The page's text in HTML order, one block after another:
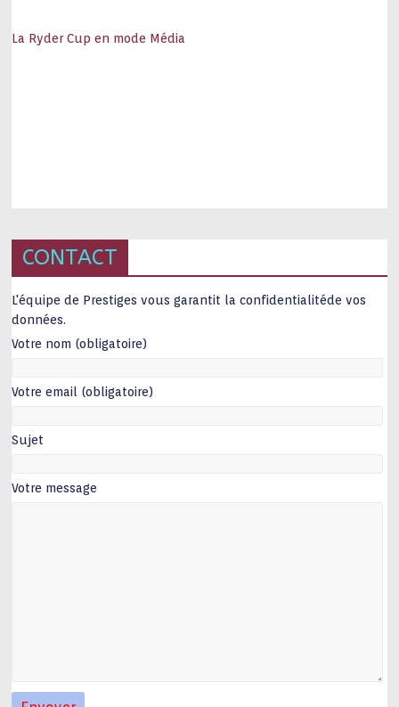
La Ryder Cup en mode Média
CONTACT
L'équipe de Prestiges vous garantit la confidentialitéde vos
données.
Votre nom (obligatoire)
Votre email (obligatoire)
Sujet
Votre message